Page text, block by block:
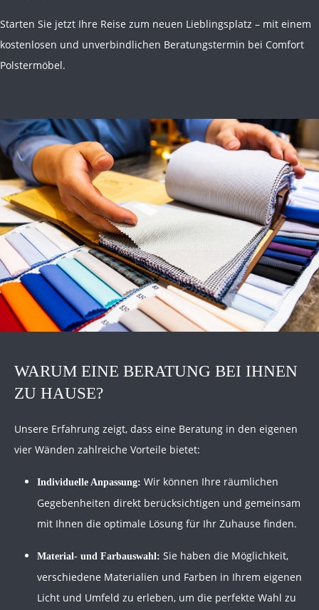
Starten Sie jetzt Ihre Reise zum neuen Lieblingsplatz – mit einem
kostenlosen und unverbindlichen Beratungstermin bei Comfort
Polstermöbel.
WARUM EINE BERATUNG BEI IHNEN
ZU HAUSE?
Unsere Erfahrung zeigt, dass eine Beratung in den eigenen
vier Wänden zahlreiche Vorteile bietet:
Individuelle Anpassung: Wir können Ihre räumlichen
Gegebenheiten direkt berücksichtigen und gemeinsam
mit Ihnen die optimale Lösung für Ihr Zuhause finden.
Material- und Farbauswahl: Sie haben die Möglichkeit,
verschiedene Materialien und Farben in Ihrem eigenen
Licht und Umfeld zu erleben, um die perfekte Wahl zu